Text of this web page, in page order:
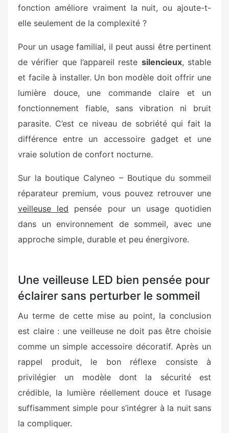
fonction améliore vraiment la nuit, ou ajoute-t-
elle seulement de la complexité ?
Pour un usage familial, il peut aussi être pertinent
de vérifier que l’appareil reste silencieux, stable
et facile à installer. Un bon modèle doit offrir une
lumière douce, une commande claire et un
fonctionnement fiable, sans vibration ni bruit
parasite. C’est ce niveau de sobriété qui fait la
différence entre un accessoire gadget et une
vraie solution de confort nocturne.
Sur la boutique Calyneo – Boutique du sommeil
réparateur premium, vous pouvez retrouver une
veilleuse led pensée pour un usage quotidien
dans un environnement de sommeil, avec une
approche simple, durable et peu énergivore.
Une veilleuse LED bien pensée pour
éclairer sans perturber le sommeil
Au terme de cette mise au point, la conclusion
est claire : une veilleuse ne doit pas être choisie
comme un simple accessoire décoratif. Après un
rappel produit, le bon réflexe consiste à
privilégier un modèle dont la sécurité est
crédible, la lumière réellement douce et l’usage
suffisamment simple pour s’intégrer à la nuit sans
la compliquer.